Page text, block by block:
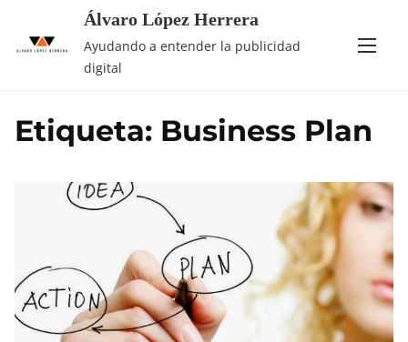
Álvaro López Herrera
Ayudando a entender la publicidad
digital
Etiqueta: Business Plan